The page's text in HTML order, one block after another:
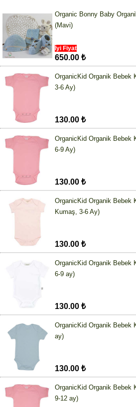
Organic Bonny Baby
(Mavi)
İyi Fiyat
650.00 ₺
OrganicKid Organik Bebek
3-6 Ay)
130.00 ₺
OrganicKid Organik Bebek
6-9 Ay)
130.00 ₺
OrganicKid Organik Bebek
Kumaş, 3-6 Ay)
130.00 ₺
OrganicKid Organik Bebek
6-9 ay)
130.00 ₺
OrganicKid Organik Bebek
ay)
130.00 ₺
OrganicKid Organik Bebek
9-12 ay)